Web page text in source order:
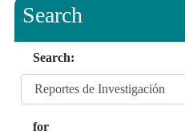
Search
Search:
for